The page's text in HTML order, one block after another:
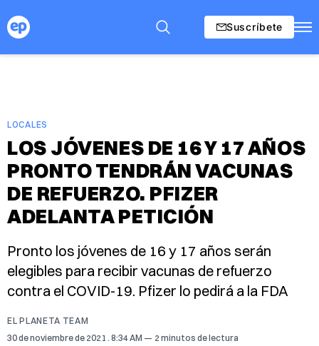
Suscríbete
LOCALES
LOS JÓVENES DE 16 Y 17 AÑOS
PRONTO TENDRÁN VACUNAS
DE REFUERZO. PFIZER
ADELANTA PETICIÓN
Pronto los jóvenes de 16 y 17 años serán
elegibles para recibir vacunas de refuerzo
contra el COVID-19. Pfizer lo pedirá a la FDA
EL PLANETA TEAM
30 de noviembre de 2021 . 8:34 AM 2 minutos de lectura